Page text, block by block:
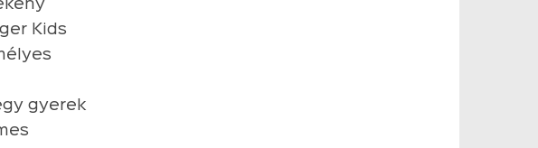
Kids
gyerek